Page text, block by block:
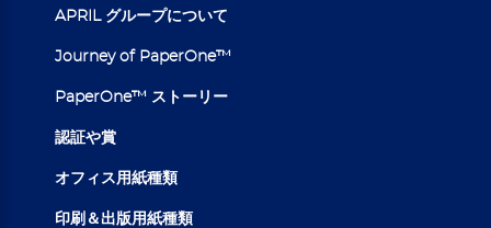
APRIL グループについて
Journey of PaperOne™
PaperOne™ ストーリー
認証や賞
オフィス用紙種類
印刷＆出版用紙種類